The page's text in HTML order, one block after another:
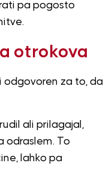
pa pogosto
otrokova
odgovoren za to, da
ali prilagajal,
odraslem. To
lahko pa